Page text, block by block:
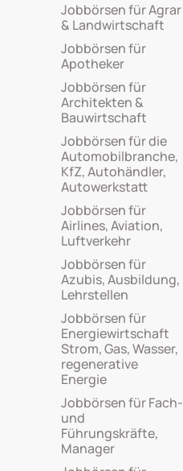
Jobbörsen für Agrar
& Landwirtschaft
Jobbörsen für
Apotheker
Jobbörsen für
Architekten &
Bauwirtschaft
Jobbörsen für die
Automobilbranche,
KfZ, Autohändler,
Autowerkstatt
Jobbörsen für
Airlines, Aviation,
Luftverkehr
Jobbörsen für
Azubis, Ausbildung,
Lehrstellen
Jobbörsen für
Energiewirtschaft
Strom, Gas, Wasser,
regenerative
Energie
Jobbörsen für Fach-
und
Führungskräfte,
Manager